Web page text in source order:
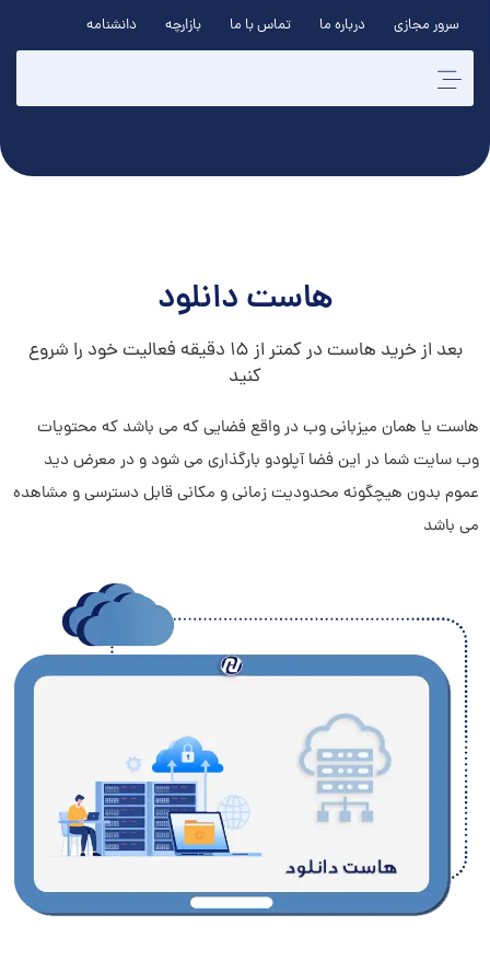
سرور مجازی درباره ما تماس با ما بازارچه دانشنامه
هاست دانلود
بعد از خرید هاست در کمتر از ۱۵ دقیقه فعالیت خود را شروع
کنید
هاست یا همان میزبانی وب در واقع فضایی که می باشد که محتویات
وب سایت شما در این فضا آپلودو بارگذاری می شود و در معرض دید
عموم بدون هیچگونه محدودیت زمانی و مکانی قابل دسترسی و مشاهده
می باشد